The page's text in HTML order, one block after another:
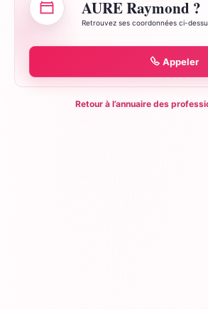
AURE Raymond ?
Retrouvez ses coordonnées ci-
Appeler
Retour à l’annuaire des